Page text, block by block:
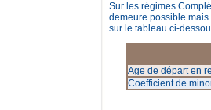
Sur les régimes
demeure possible
sur le tableau ci-
Age de départ en
Coefficient de